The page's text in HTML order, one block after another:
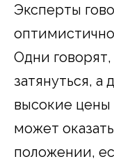
Эксперты
Одни
затянуться, а
высокие
может
положении,